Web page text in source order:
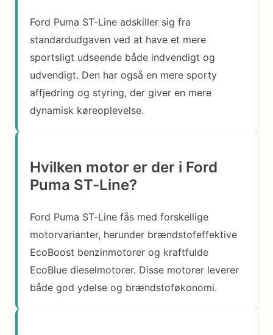
Ford Puma ST-Line adskiller sig fra
standardudgaven ved at have et mere
sportsligt udseende både indvendigt og
udvendigt. Den har også en mere sporty
affjedring og styring, der giver en mere
dynamisk køreoplevelse.
Hvilken motor er der i Ford
Puma ST-Line?
Ford Puma ST-Line fås med forskellige
motorvarianter, herunder brændstofeffektive
EcoBoost benzinmotorer og kraftfulde
EcoBlue dieselmotorer. Disse motorer leverer
både god ydelse og brændstoføkonomi.